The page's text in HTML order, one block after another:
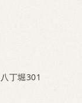
丁堀301